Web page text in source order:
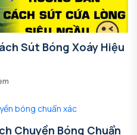
Sút Bóng Xoáy Hiệu
Chuyền Bóng Chuẩn